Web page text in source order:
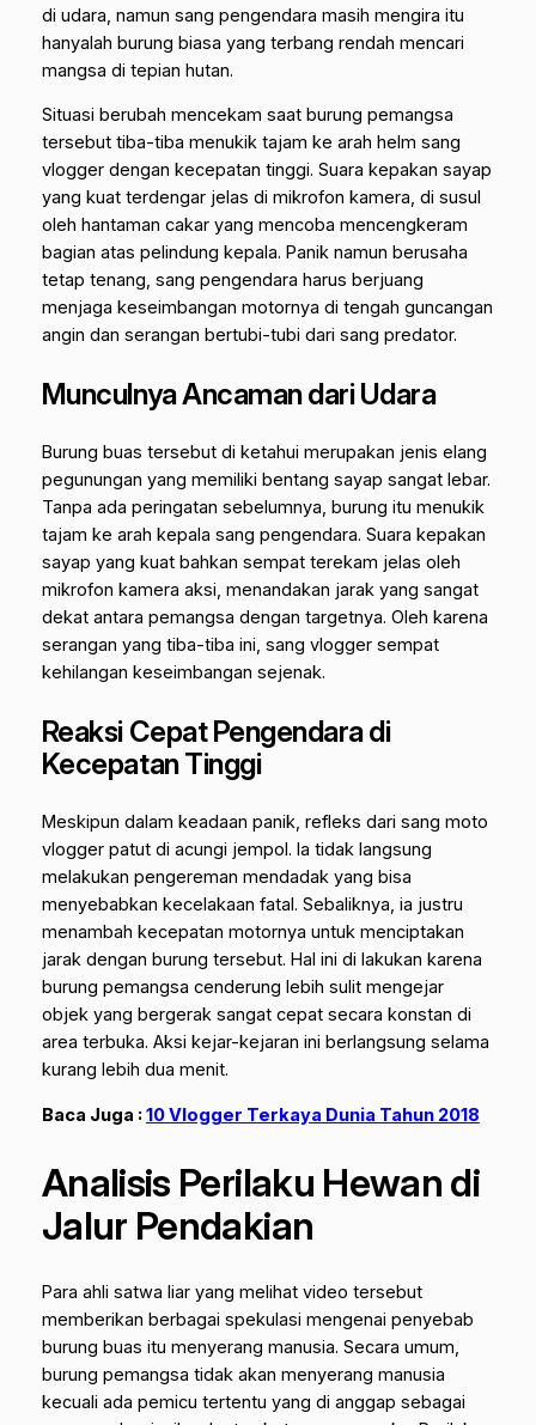
di udara, namun sang pengendara masih mengira itu
hanyalah burung biasa yang terbang rendah mencari
mangsa di tepian hutan.
Situasi berubah mencekam saat burung pemangsa
tersebut tiba-tiba menukik tajam ke arah helm sang
vlogger dengan kecepatan tinggi. Suara kepakan sayap
yang kuat terdengar jelas di mikrofon kamera, di susul
oleh hantaman cakar yang mencoba mencengkeram
bagian atas pelindung kepala. Panik namun berusaha
tetap tenang, sang pengendara harus berjuang
menjaga keseimbangan motornya di tengah guncangan
angin dan serangan bertubi-tubi dari sang predator.
Munculnya Ancaman dari Udara
Burung buas tersebut di ketahui merupakan jenis elang
pegunungan yang memiliki bentang sayap sangat lebar.
Tanpa ada peringatan sebelumnya, burung itu menukik
tajam ke arah kepala sang pengendara. Suara kepakan
sayap yang kuat bahkan sempat terekam jelas oleh
mikrofon kamera aksi, menandakan jarak yang sangat
dekat antara pemangsa dengan targetnya. Oleh karena
serangan yang tiba-tiba ini, sang vlogger sempat
kehilangan keseimbangan sejenak.
Reaksi Cepat Pengendara di
Kecepatan Tinggi
Meskipun dalam keadaan panik, refleks dari sang moto
vlogger patut di acungi jempol. Ia tidak langsung
melakukan pengereman mendadak yang bisa
menyebabkan kecelakaan fatal. Sebaliknya, ia justru
menambah kecepatan motornya untuk menciptakan
jarak dengan burung tersebut. Hal ini di lakukan karena
burung pemangsa cenderung lebih sulit mengejar
objek yang bergerak sangat cepat secara konstan di
area terbuka. Aksi kejar-kejaran ini berlangsung selama
kurang lebih dua menit.
Baca Juga :10 Vlogger Terkaya Dunia Tahun 2018
Analisis Perilaku Hewan di
Jalur Pendakian
Para ahli satwa liar yang melihat video tersebut
memberikan berbagai spekulasi mengenai penyebab
burung buas itu menyerang manusia. Secara umum,
burung pemangsa tidak akan menyerang manusia
kecuali ada pemicu tertentu yang di anggap sebagai